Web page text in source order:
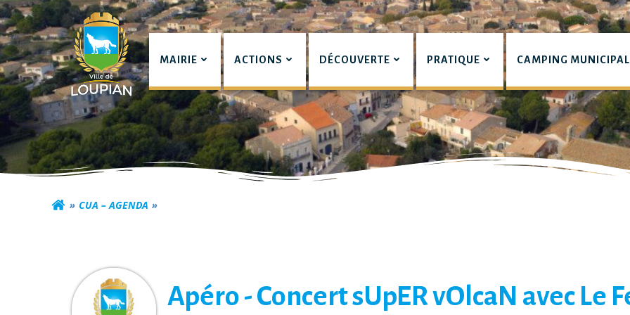
Aller
au
contenu
Commune de Loupian
MAIRIE ACTIONS DÉCOUVERTE PRATIQUE CAMPING MUNICIPAL
CUA – AGENDA
Apéro - Concert sUpER vOlcaN avec Le